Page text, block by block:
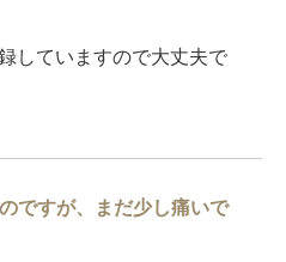
していますので大丈夫で
ですが、まだ少し痛いで